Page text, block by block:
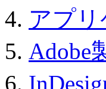
アプ
Adobe